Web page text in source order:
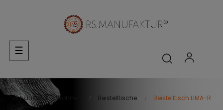
Umschalten
der
☰
Zuhause Wohnen Beistelltische Beistelltisch LIMA-R